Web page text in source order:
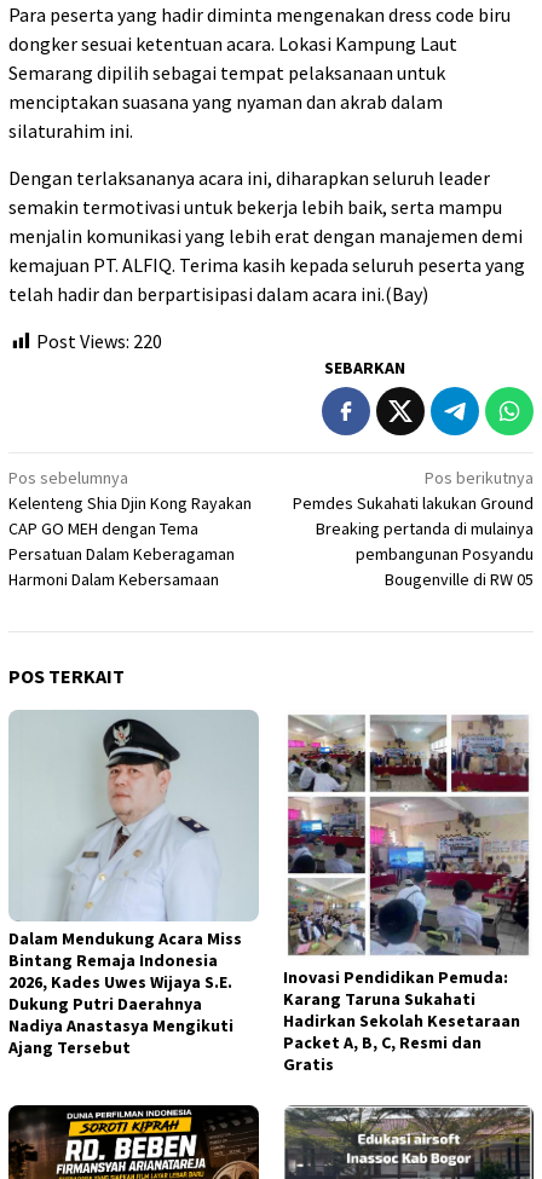
Para peserta yang hadir diminta mengenakan dress code biru
dongker sesuai ketentuan acara. Lokasi Kampung Laut
Semarang dipilih sebagai tempat pelaksanaan untuk
menciptakan suasana yang nyaman dan akrab dalam
silaturahim ini.
Dengan terlaksananya acara ini, diharapkan seluruh leader
semakin termotivasi untuk bekerja lebih baik, serta mampu
menjalin komunikasi yang lebih erat dengan manajemen demi
kemajuan PT. ALFIQ. Terima kasih kepada seluruh peserta yang
telah hadir dan berpartisipasi dalam acara ini.(Bay)
Post Views: 220
SEBARKAN
Navigasi
pos
Pos sebelumnya
Kelenteng Shia Djin Kong Rayakan
CAP GO MEH dengan Tema
Persatuan Dalam Keberagaman
Harmoni Dalam Kebersamaan
Pos berikutnya
Pemdes Sukahati lakukan Ground
Breaking pertanda di mulainya
pembangunan Posyandu
Bougenville di RW 05
POS TERKAIT
Dalam Mendukung Acara Miss
Bintang Remaja Indonesia
2026, Kades Uwes Wijaya S.E.
Dukung Putri Daerahnya
Nadiya Anastasya Mengikuti
Ajang Tersebut
Inovasi Pendidikan Pemuda:
Karang Taruna Sukahati
Hadirkan Sekolah Kesetaraan
Packet A, B, C, Resmi dan
Gratis